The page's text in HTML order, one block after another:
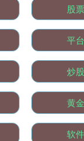
+12.30
股票
平台
炒股
黄金
软件